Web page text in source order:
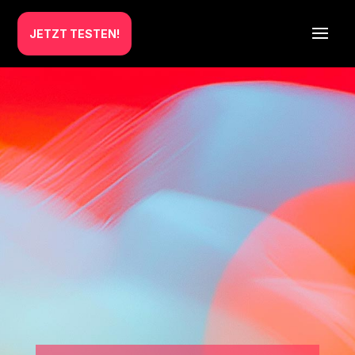
JETZT TESTEN!